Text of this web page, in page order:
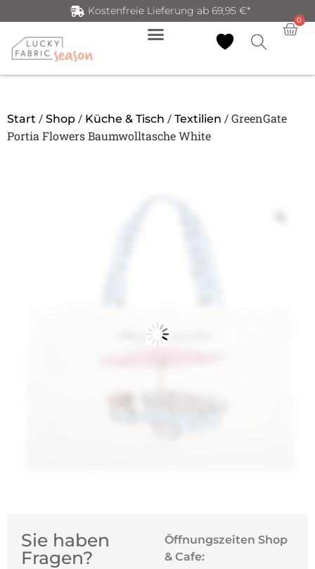
Kostenfreie Lieferung ab 69,95 €*
0
Start / Shop / Küche & Tisch / Textilien / GreenGate
Portia Flowers Baumwolltasche White
Sie haben
Fragen?
Öffnungszeiten Shop
& Cafe: